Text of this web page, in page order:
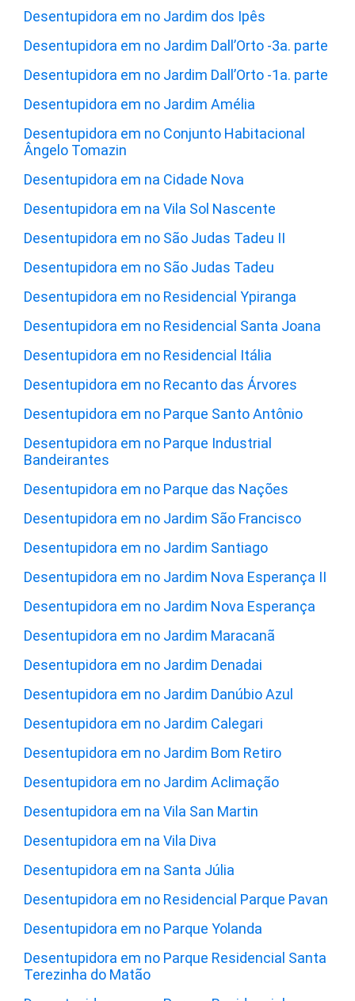
Desentupidora em no Jardim dos Ipês
Desentupidora em no Jardim Dall’Orto -3a. parte
Desentupidora em no Jardim Dall’Orto -1a. parte
Desentupidora em no Jardim Amélia
Desentupidora em no Conjunto Habitacional
Ângelo Tomazin
Desentupidora em na Cidade Nova
Desentupidora em na Vila Sol Nascente
Desentupidora em no São Judas Tadeu II
Desentupidora em no São Judas Tadeu
Desentupidora em no Residencial Ypiranga
Desentupidora em no Residencial Santa Joana
Desentupidora em no Residencial Itália
Desentupidora em no Recanto das Árvores
Desentupidora em no Parque Santo Antônio
Desentupidora em no Parque Industrial
Bandeirantes
Desentupidora em no Parque das Nações
Desentupidora em no Jardim São Francisco
Desentupidora em no Jardim Santiago
Desentupidora em no Jardim Nova Esperança II
Desentupidora em no Jardim Nova Esperança
Desentupidora em no Jardim Maracanã
Desentupidora em no Jardim Denadai
Desentupidora em no Jardim Danúbio Azul
Desentupidora em no Jardim Calegari
Desentupidora em no Jardim Bom Retiro
Desentupidora em no Jardim Aclimação
Desentupidora em na Vila San Martin
Desentupidora em na Vila Diva
Desentupidora em na Santa Júlia
Desentupidora em no Residencial Parque Pavan
Desentupidora em no Parque Yolanda
Desentupidora em no Parque Residencial Santa
Terezinha do Matão